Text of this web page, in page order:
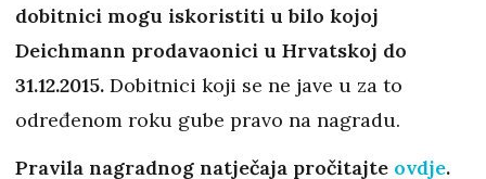
dobitnici mogu iskoristiti u bilo kojoj
Deichmann prodavaonici u Hrvatskoj do
31.12.2015. Dobitnici koji se ne jave u za to
određenom roku gube pravo na nagradu.
Pravila nagradnog natječaja pročitajte ovdje.